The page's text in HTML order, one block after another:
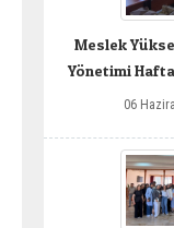
Meslek
Yönetimi
06